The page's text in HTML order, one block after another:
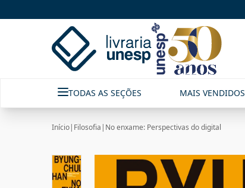
TODAS AS SEÇÕES MAIS VENDIDOS
Início| Filosofia | No enxame: Perspectivas do digital